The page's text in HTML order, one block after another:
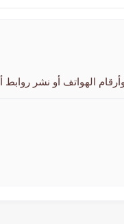
الهواتف أو نشر